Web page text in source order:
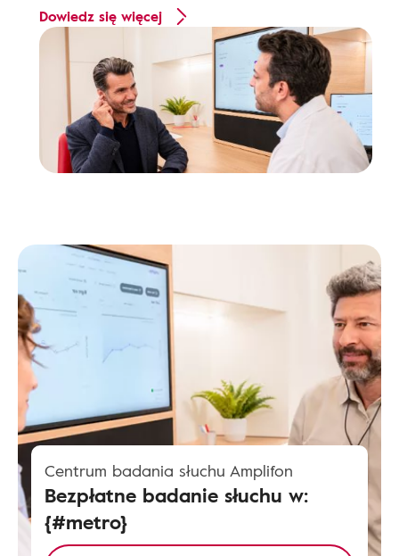
Dowiedz się więcej
Centrum badania słuchu Amplifon
Bezpłatne badanie słuchu w:
{#metro}